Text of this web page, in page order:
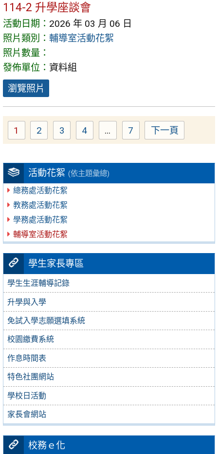
活動花絮 (依主題彙總)
總務處活動花絮
教務處活動花絮
學務處活動花絮
輔導室活動花絮
學生家長專區
學生生涯輔導記錄
升學與入學
免試入學志願選填系統
校園繳費系統
作息時間表
特色社團網站
學校日活動
家長會網站
校務ｅ化
114-2 升學座談會
活動日期： 2026 年 03 月 06 日
照片類別： 輔導室活動花絮
照片數量：
發佈單位： 資料組
瀏覽照片
Page
1 Page
2 Page
3 Page
4 ... Page
7 下一頁